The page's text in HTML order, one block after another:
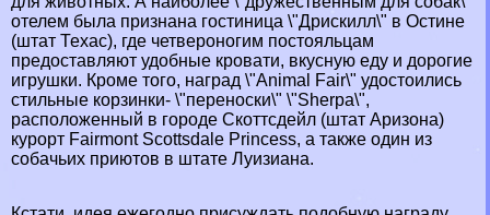
отелем была признана гостиница \"Дрискилл\" в Остине
(штат Техас), где четвероногим постояльцам
предоставляют удобные кровати, вкусную еду и дорогие
игрушки. Кроме того, наград \"Animal Fair\" удостоились
стильные корзинки- \"переноски\" \"Sherpa\",
расположенный в городе Скоттсдейл (штат Аризона)
курорт Fairmont Scottsdale Princess, а также один из
собачьих приютов в штате Луизиана.